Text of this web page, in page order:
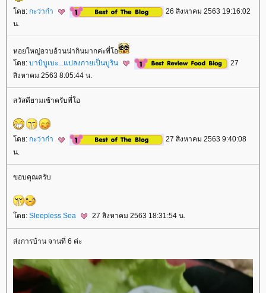
ดย: กะว่าก๋า
26 สิงหาคม 2563 19:16:02
น.
หอยใหญ่อวบอ้วนน่ากินมากค่ะพี่โอ
ดย: บาบิบูเบะ...แปลงกายเป็นบูริน
27
สิงหาคม 2563 8:05:44 น.
สวัสดียามเช้าครับพี่โอ
ดย: กะว่าก๋า
27 สิงหาคม 2563 9:40:08
น.
ขอบคุณครับ
ดย: Sleepless Sea 27 สิงหาคม 2563 18:31:54 น.
ส่งการบ้าน จานที่ 6 ค่ะ